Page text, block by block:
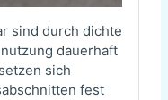
sind durch dichte
dauerhaft
sich
fest